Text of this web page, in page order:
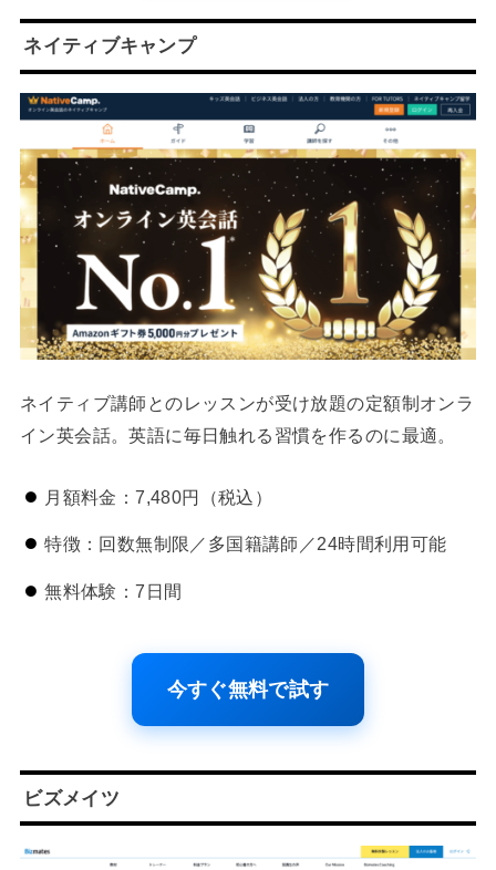
ネイティブキャンプ
ネイティブ講師とのレッスンが受け放題の定額制オンラ
イン英会話。英語に毎日触れる習慣を作るのに最適。
月額料金：7,480円（税込）
特徴：回数無制限／多国籍講師／24時間利用可能
無料体験：7日間
今すぐ無料で試す
ビズメイツ